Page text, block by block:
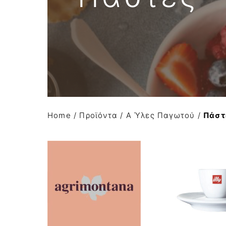
Απομιμήσεις σοκολάτας
Α Ύλες Παγωτού
Προϊόντα κάστανου
Φρούτα σε σιρόπι-confit φρούτων
Κατεψυγμένα φρούτα και πουρέ φρούτων
Έτοιμο χειροποίητο gelato
Home / Προϊόντα / Α Ύλες Παγωτού /